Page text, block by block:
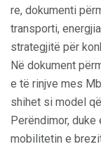
re, dokumenti
transporti,
strategjitë për
Në dokument
e të rinjve mes
shihet si model
Perëndimor,
mobilitetin e